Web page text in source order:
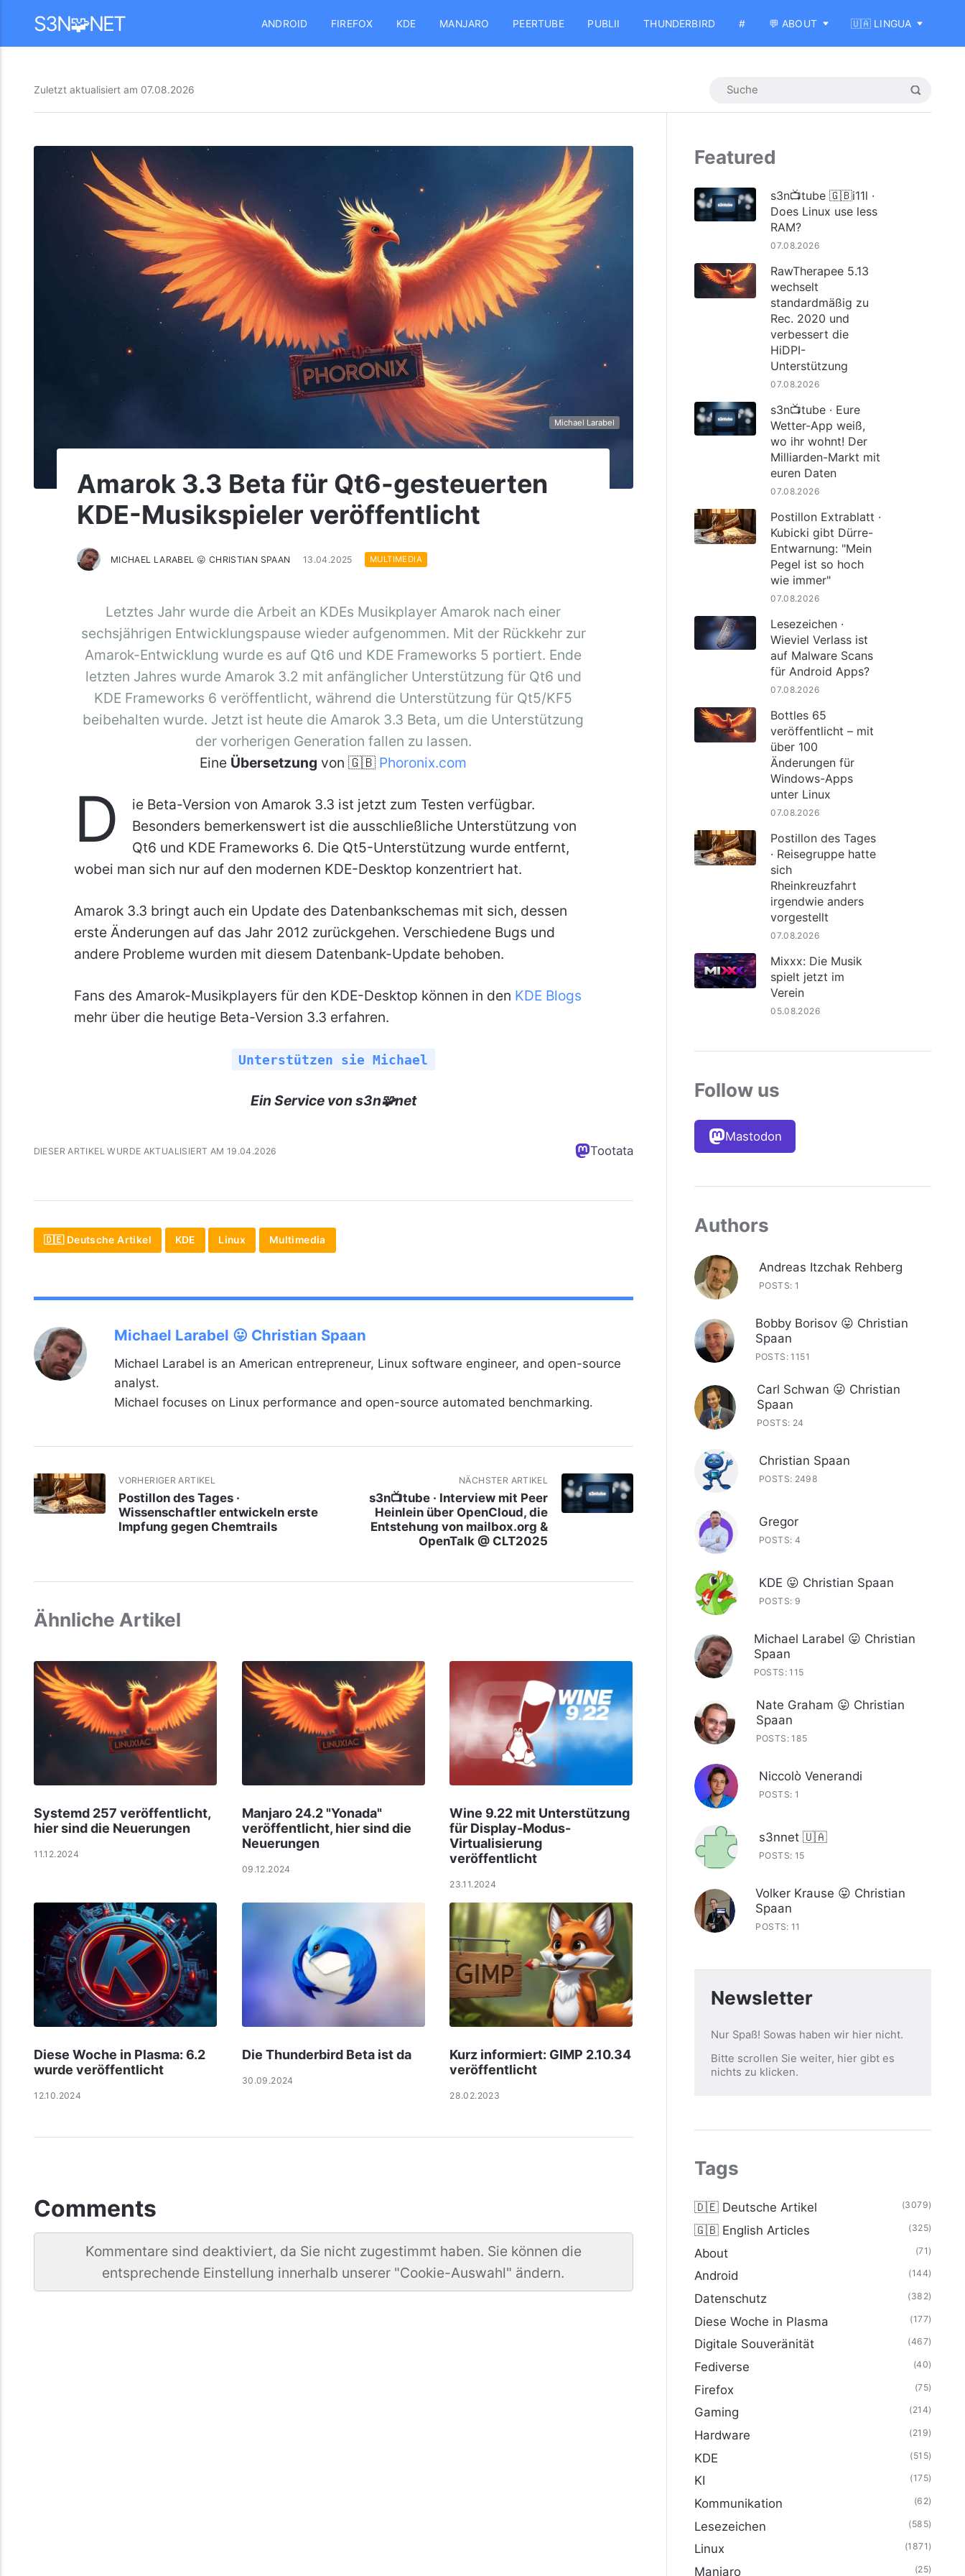
S3N🧩NET ANDROID FIREFOX KDE MANJARO PEERTUBE PUBLII THUNDERBIRD # 💬 ABOUT 🇺🇦 LINGUA
Zuletzt aktualisiert am 07.08.2026
Michael Larabel
Amarok 3.3 Beta für Qt6-gesteuerten
KDE-Musikspieler veröffentlicht
MICHAEL LARABEL 😛 CHRISTIAN SPAAN 13.04.2025 MULTIMEDIA
Letztes Jahr wurde die Arbeit an KDEs Musikplayer Amarok nach einer
sechsjährigen Entwicklungspause wieder aufgenommen. Mit der Rückkehr zur
Amarok-Entwicklung wurde es auf Qt6 und KDE Frameworks 5 portiert. Ende
letzten Jahres wurde Amarok 3.2 mit anfänglicher Unterstützung für Qt6 und
KDE Frameworks 6 veröffentlicht, während die Unterstützung für Qt5/KF5
beibehalten wurde. Jetzt ist heute die Amarok 3.3 Beta, um die Unterstützung
der vorherigen Generation fallen zu lassen.
Eine Übersetzung von 🇬🇧 Phoronix.com
D
ie Beta-Version von Amarok 3.3 ist jetzt zum Testen verfügbar.
Besonders bemerkenswert ist die ausschließliche Unterstützung von
Qt6 und KDE Frameworks 6. Die Qt5-Unterstützung wurde entfernt,
wobei man sich nur auf den modernen KDE-Desktop konzentriert hat.
Amarok 3.3 bringt auch ein Update des Datenbankschemas mit sich, dessen
erste Änderungen auf das Jahr 2012 zurückgehen. Verschiedene Bugs und
andere Probleme wurden mit diesem Datenbank-Update behoben.
Fans des Amarok-Musikplayers für den KDE-Desktop können in den KDE Blogs
mehr über die heutige Beta-Version 3.3 erfahren.
Unterstützen sie Michael
Ein Service von s3n🧩net
DIESER ARTIKEL WURDE AKTUALISIERT AM 19.04.2026 Tootata
🇩🇪 Deutsche Artikel KDE Linux Multimedia
Michael Larabel 😛 Christian Spaan
Michael Larabel is an American entrepreneur, Linux software engineer, and open-source
analyst.
Michael focuses on Linux performance and open-source automated benchmarking.
VORHERIGER ARTIKEL
Postillon des Tages ·
Wissenschaftler entwickeln erste
Impfung gegen Chemtrails
NÄCHSTER ARTIKEL
s3n📺tube · Interview mit Peer
Heinlein über OpenCloud, die
Entstehung von mailbox.org &
OpenTalk @ CLT2025
Ähnliche Artikel
Systemd 257 veröffentlicht,
hier sind die Neuerungen
11.12.2024
Manjaro 24.2 "Yonada"
veröffentlicht, hier sind die
Neuerungen
09.12.2024
Wine 9.22 mit Unterstützung
für Display-Modus-
Virtualisierung
veröffentlicht
23.11.2024
Diese Woche in Plasma: 6.2
wurde veröffentlicht
12.10.2024
Die Thunderbird Beta ist da
30.09.2024
Kurz informiert: GIMP 2.10.34
veröffentlicht
28.02.2023
Comments
Kommentare sind deaktiviert, da Sie nicht zugestimmt haben. Sie können die
entsprechende Einstellung innerhalb unserer "Cookie-Auswahl" ändern.
Featured
s3n📺tube 🇬🇧i11l ·
Does Linux use less
RAM?
07.08.2026
RawTherapee 5.13
wechselt
standardmäßig zu
Rec. 2020 und
verbessert die
HiDPI-
Unterstützung
07.08.2026
s3n📺tube · Eure
Wetter-App weiß,
wo ihr wohnt! Der
Milliarden-Markt mit
euren Daten
07.08.2026
Postillon Extrablatt ·
Kubicki gibt Dürre-
Entwarnung: "Mein
Pegel ist so hoch
wie immer"
07.08.2026
Lesezeichen ·
Wieviel Verlass ist
auf Malware Scans
für Android Apps?
07.08.2026
Bottles 65
veröffentlicht – mit
über 100
Änderungen für
Windows-Apps
unter Linux
07.08.2026
Postillon des Tages
· Reisegruppe hatte
sich
Rheinkreuzfahrt
irgendwie anders
vorgestellt
07.08.2026
Mixxx: Die Musik
spielt jetzt im
Verein
05.08.2026
Follow us
Mastodon
Authors
Andreas Itzchak Rehberg
POSTS: 1
Bobby Borisov 😛 Christian
Spaan
POSTS: 1151
Carl Schwan 😛 Christian
Spaan
POSTS: 24
Christian Spaan
POSTS: 2498
Gregor
POSTS: 4
KDE 😛 Christian Spaan
POSTS: 9
Michael Larabel 😛 Christian
Spaan
POSTS: 115
Nate Graham 😛 Christian
Spaan
POSTS: 185
Niccolò Venerandi
POSTS: 1
s3nnet 🇺🇦
POSTS: 15
Volker Krause 😛 Christian
Spaan
POSTS: 11
Newsletter
Nur Spaß! Sowas haben wir hier nicht.
Bitte scrollen Sie weiter, hier gibt es
nichts zu klicken.
Tags
🇩🇪 Deutsche Artikel (3079)
🇬🇧 English Articles (325)
About (71)
Android (144)
Datenschutz (382)
Diese Woche in Plasma (177)
Digitale Souveränität (467)
Fediverse (40)
Firefox (75)
Gaming (214)
Hardware (219)
KDE (515)
KI (175)
Kommunikation (62)
Lesezeichen (585)
Linux (1871)
Manjaro (25)